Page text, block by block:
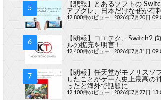
【悲報】とあるソフトの
アプグレ、日本だけなぜか有
12,800件のビュー 2026年7月20日
【朗報】コエテク、Switch2
ルの拡充を明言！
12,400件のビュー 2026年7月31日
【朗報】任天堂がモノリスソ
したことがゲーム史上最高の
ったと海外で話題に
12,100件のビュー 2026年7月27日